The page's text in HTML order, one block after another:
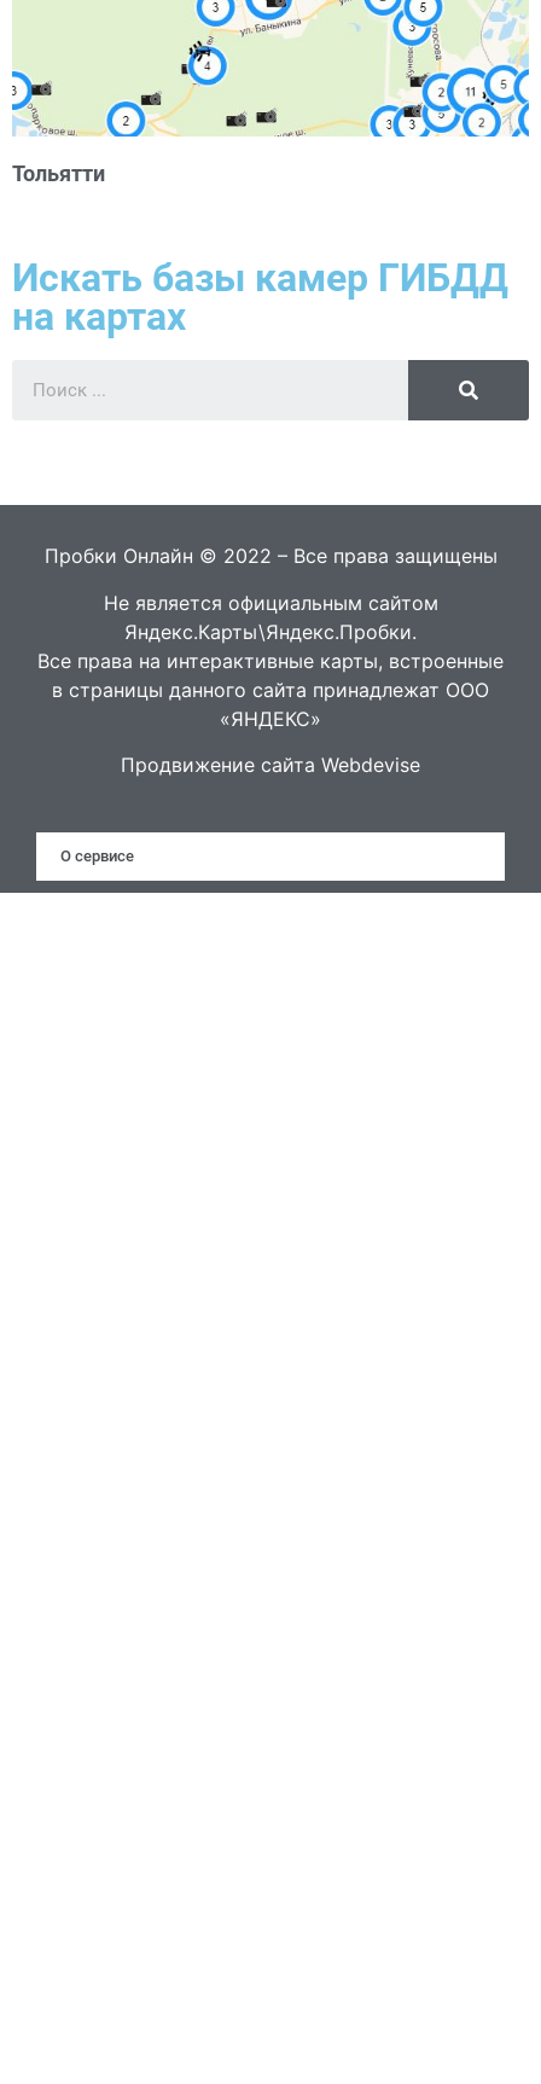
Тольятти
Искать базы камер ГИБДД
на картах
Пробки Онлайн © 2022 – Все права защищены
Не является официальным сайтом
Яндекс.Карты\Яндекс.Пробки.
Все права на интерактивные карты, встроенные
в страницы данного сайта принадлежат ООО
«ЯНДЕКС»
Продвижение сайта Webdevise
О сервисе